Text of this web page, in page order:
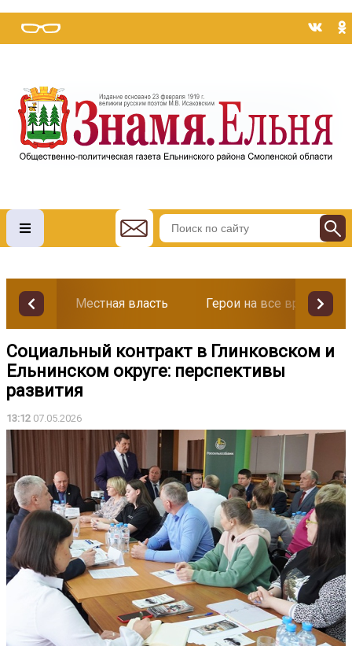
Местная власть Герои на все времена
Социальный контракт в Глинковском и
Ельнинском округе: перспективы
развития
13:12 07.05.2026